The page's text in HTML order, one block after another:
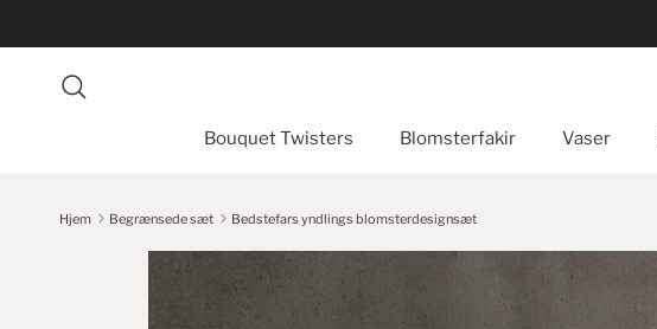
Bouquet Twisters Blomsterfakir Vaser
Hjem Begrænsede sæt Bedstefars yndlings blomsterdesignsæt